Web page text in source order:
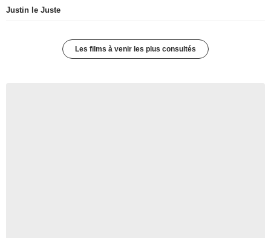
Justin le Juste
Les films à venir les plus consultés